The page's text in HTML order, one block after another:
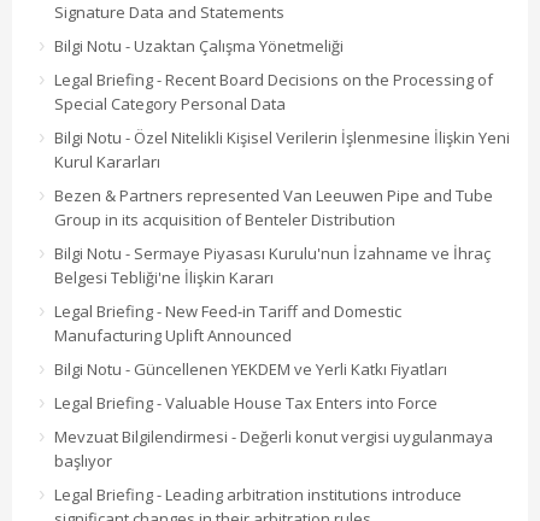
Signature Data and Statements
Bilgi Notu - Uzaktan Çalışma Yönetmeliği
Legal Briefing - Recent Board Decisions on the Processing of
Special Category Personal Data
Bilgi Notu - Özel Nitelikli Kişisel Verilerin İşlenmesine İlişkin Yeni
Kurul Kararları
Bezen & Partners represented Van Leeuwen Pipe and Tube
Group in its acquisition of Benteler Distribution
Bilgi Notu - Sermaye Piyasası Kurulu'nun İzahname ve İhraç
Belgesi Tebliği'ne İlişkin Kararı
Legal Briefing - New Feed-in Tariff and Domestic
Manufacturing Uplift Announced
Bilgi Notu - Güncellenen YEKDEM ve Yerli Katkı Fiyatları
Legal Briefing - Valuable House Tax Enters into Force
Mevzuat Bilgilendirmesi - Değerli konut vergisi uygulanmaya
başlıyor
Legal Briefing - Leading arbitration institutions introduce